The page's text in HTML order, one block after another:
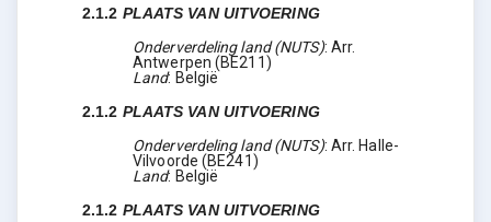
2.1.2 PLAATS VAN UITVOERING
Onderverdeling land (NUTS): Arr.
Antwerpen (BE211)
Land: België
2.1.2 PLAATS VAN UITVOERING
Onderverdeling land (NUTS): Arr. Halle-
Vilvoorde (BE241)
Land: België
2.1.2 PLAATS VAN UITVOERING